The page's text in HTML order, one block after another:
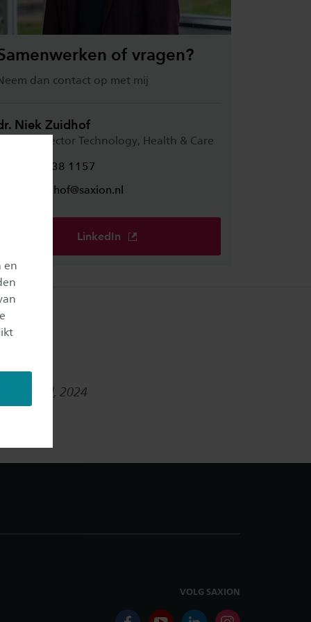
en
of vragen?
dan contact op met mij
Niek Zuidhof
Associate lector Technology, Health & Care
06 - 8238 1157
e.n.zuidhof@saxion.nl
LinkedIn
2024
VOLG SAXION